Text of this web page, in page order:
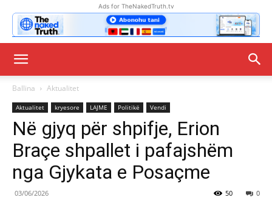
Ads for TheNakedTruth.tv
Ballina Aktualitet
Aktualitet kryesore LAJME Politikë Vendi
Në gjyq për shpifje, Erion
Braçe shpallet i pafajshëm
nga Gjykata e Posaçme
03/06/2026 0
50